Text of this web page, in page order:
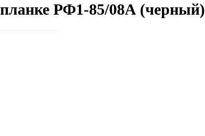
РФ1-85/08А (черный)